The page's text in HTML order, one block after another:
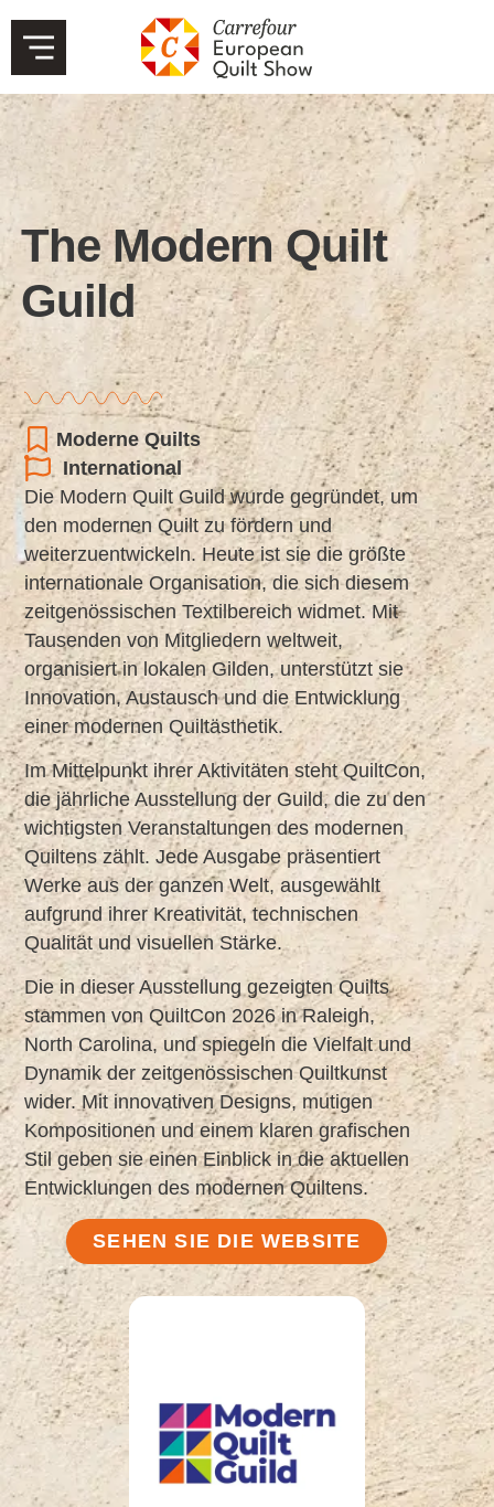
The Modern Quilt
Guild
Moderne Quilts
International
Die Modern Quilt Guild wurde gegründet, um
den modernen Quilt zu fördern und
weiterzuentwickeln. Heute ist sie die größte
internationale Organisation, die sich diesem
zeitgenössischen Textilbereich widmet. Mit
Tausenden von Mitgliedern weltweit,
organisiert in lokalen Gilden, unterstützt sie
Innovation, Austausch und die Entwicklung
einer modernen Quiltästhetik.
Im Mittelpunkt ihrer Aktivitäten steht QuiltCon,
die jährliche Ausstellung der Guild, die zu den
wichtigsten Veranstaltungen des modernen
Quiltens zählt. Jede Ausgabe präsentiert
Werke aus der ganzen Welt, ausgewählt
aufgrund ihrer Kreativität, technischen
Qualität und visuellen Stärke.
Die in dieser Ausstellung gezeigten Quilts
stammen von QuiltCon 2026 in Raleigh,
North Carolina, und spiegeln die Vielfalt und
Dynamik der zeitgenössischen Quiltkunst
wider. Mit innovativen Designs, mutigen
Kompositionen und einem klaren grafischen
Stil geben sie einen Einblick in die aktuellen
Entwicklungen des modernen Quiltens.
SEHEN SIE DIE WEBSITE